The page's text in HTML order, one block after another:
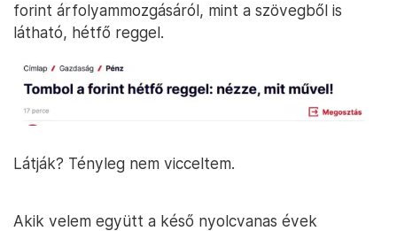
forint árfolyammozgásáról, mint a szövegből is
látható, hétfő reggel.
Látják? Tényleg nem vicceltem.
Akik velem együtt a késő nyolcvanas évek